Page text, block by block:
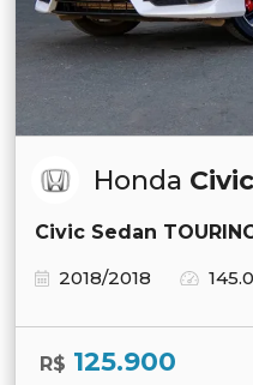
Honda Civic
Civic Sedan
2018/2018
R$ 125.900